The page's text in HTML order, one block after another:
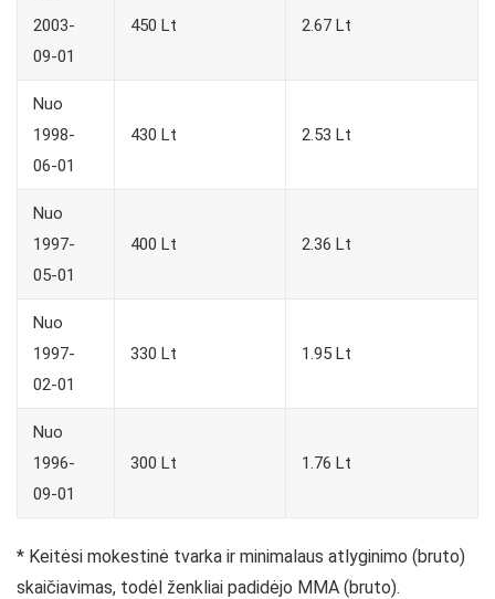
2003-
09-01
450 Lt 2.67 Lt
Nuo
1998-
06-01
430 Lt 2.53 Lt
Nuo
1997-
05-01
400 Lt 2.36 Lt
Nuo
1997-
02-01
330 Lt 1.95 Lt
Nuo
1996-
09-01
300 Lt 1.76 Lt
* Keitėsi mokestinė tvarka ir minimalaus atlyginimo (bruto)
skaičiavimas, todėl ženkliai padidėjo MMA (bruto).